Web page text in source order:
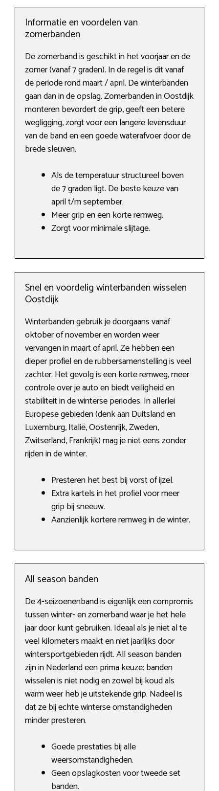
Informatie en voordelen van
zomerbanden
De zomerband is geschikt in het voorjaar en de
zomer (vanaf 7 graden). In de regel is dit vanaf
de periode rond maart / april. De winterbanden
gaan dan in de opslag. Zomerbanden in Oostdijk
monteren bevordert de grip, geeft een betere
wegligging, zorgt voor een langere levensduur
van de band en een goede waterafvoer door de
brede sleuven.
Als de temperatuur structureel boven
de 7 graden ligt. De beste keuze van
april t/m september.
Meer grip en een korte remweg.
Zorgt voor minimale slijtage.
Snel en voordelig winterbanden wisselen
Oostdijk
Winterbanden gebruik je doorgaans vanaf
oktober of november en worden weer
vervangen in maart of april. Ze hebben een
dieper profiel en de rubbersamenstelling is veel
zachter. Het gevolg is een korte remweg, meer
controle over je auto en biedt veiligheid en
stabiliteit in de winterse periodes. In allerlei
Europese gebieden (denk aan Duitsland en
Luxemburg, Italië, Oostenrijk, Zweden,
Zwitserland, Frankrijk) mag je niet eens zonder
rijden in de winter.
Presteren het best bij vorst of ijzel.
Extra kartels in het profiel voor meer
grip bij sneeuw.
Aanzienlijk kortere remweg in de winter.
All season banden
De 4-seizoenenband is eigenlijk een compromis
tussen winter- en zomerband waar je het hele
jaar door kunt gebruiken. Ideaal als je niet al te
veel kilometers maakt en niet jaarlijks door
wintersportgebieden rijdt. All season banden
zijn in Nederland een prima keuze: banden
wisselen is niet nodig en zowel bij koud als
warm weer heb je uitstekende grip. Nadeel is
dat ze bij echte winterse omstandigheden
minder presteren.
Goede prestaties bij alle
weersomstandigheden.
Geen opslagkosten voor tweede set
banden.